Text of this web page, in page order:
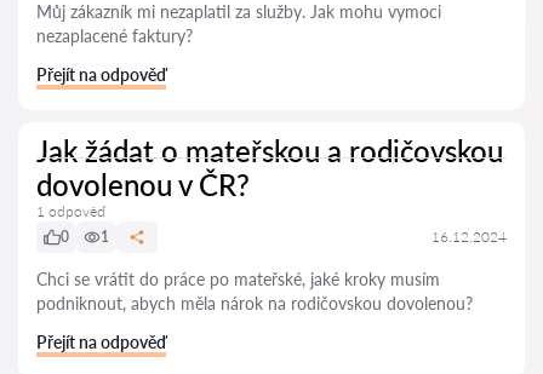
Můj zákazník mi nezaplatil za služby. Jak mohu vymoci
nezaplacené faktury?
Přejít na odpověď
Jak žádat o mateřskou a rodičovskou
dovolenou v ČR?
1 odpověď
0
1 16.12.2024
Chci se vrátit do práce po mateřské, jaké kroky musím
podniknout, abych měla nárok na rodičovskou dovolenou?
Přejít na odpověď